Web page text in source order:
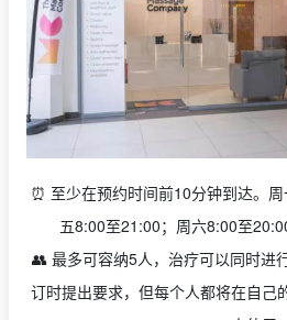
⏰ 至少在预约时间前10分钟到达。
五8:00至21:00；周六8:00至
👥 最多可容纳5人，治疗可以同时进
订时提出要求，但每个人都将在自己